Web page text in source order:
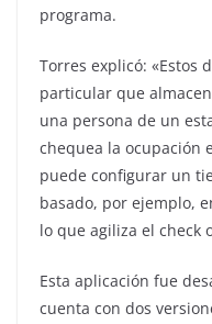
programa.
Torres explicó: «Estos
particular que
una persona de un
chequea la ocupación
puede configurar un
basado, por ejemplo,
lo que agiliza el check
Esta aplicación fue
cuenta con dos